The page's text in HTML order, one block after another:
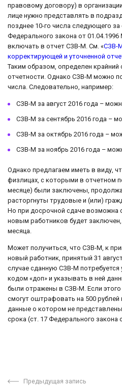
правовому договору) в
лице нужно представлять в
позднее 10-го числа следующего
Федерального закона от
включать в отчет СЗВ-М. См. «СЗВ-
корректирующей и уточненной
Таким образом, определен крайний
отчетности. Однако СЗВ-М можно
числа. Следовательно, например:
СЗВ-М за август 2016 года –
СЗВ-М за сентябрь 2016 года –
СЗВ-М за октябрь 2016 года –
СЗВ-М за ноябрь 2016 года –
Однако предлагаем иметь в виду,
физлицах, с которыми в отчетном
месяце) были заключены,
расторгнуты трудовые и (или)
Но при досрочной сдаче возможна
новым работников будет
месяца.
Может получиться, что СЗВ-М, к
новый работник, принятый 31
случае сданную СЗВ-М
кодом «доп» и указывать в ней
были отражены в СЗВ-М. Если этого
смогут оштрафовать на 500
данные о котором не
срока (ст. 17 Федерального закона
Предыдущая запись